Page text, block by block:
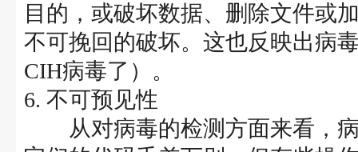
目的，或破坏数据、删除文件或
不可挽回的破坏。这也反映出病
CIH病毒了）。
6. 不可预见性
从对病毒的检测方面来看，病